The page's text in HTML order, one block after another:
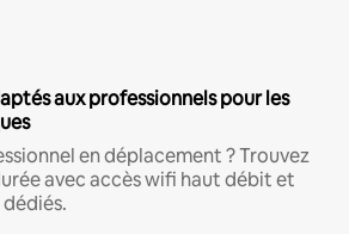
aux professionnels pour les
en déplacement ? Trouvez
avec accès wifi haut débit et